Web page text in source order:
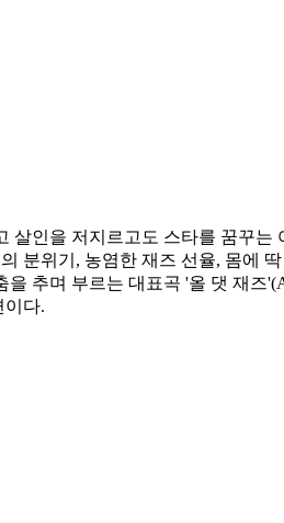
인을 저지르고도 스타를 꿈꾸
분위기, 농염한 재즈 선율, 몸에
추며 부르는 대표곡 '올 댓 재즈
이다.